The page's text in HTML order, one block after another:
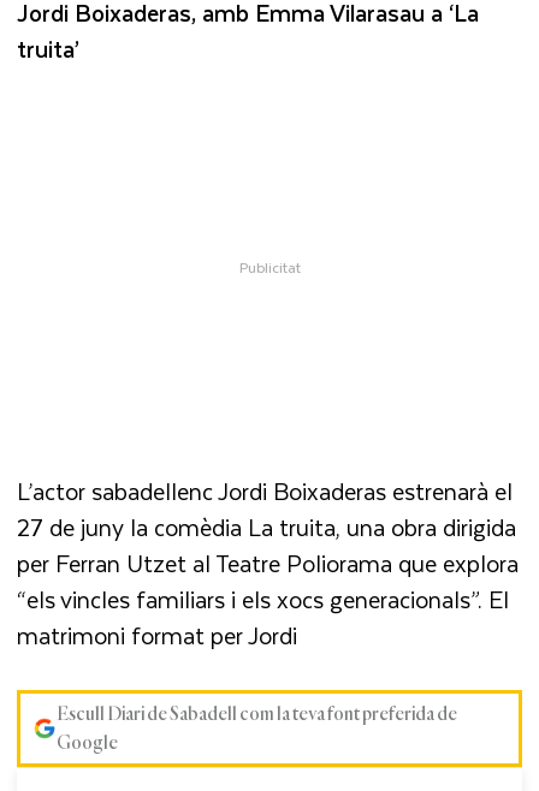
Jordi Boixaderas, amb Emma Vilarasau a ‘La
truita’
L’actor sabadellenc Jordi Boixaderas estrenarà el
27 de juny la comèdia La truita, una obra dirigida
per Ferran Utzet al Teatre Poliorama que explora
“els vincles familiars i els xocs generacionals”. El
matrimoni format per Jordi
Escull Diari de Sabadell com la teva font preferida de
Google